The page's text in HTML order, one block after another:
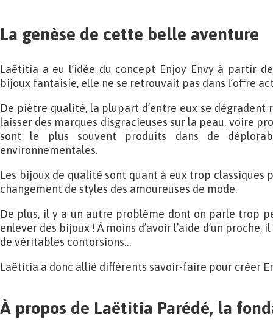
La genèse de cette belle aventure
Laëtitia a eu l’idée du concept Enjoy Envy à partir
bijoux fantaisie, elle ne se retrouvait pas dans l’offre
De piètre qualité, la plupart d’entre eux se dégradent
laisser des marques disgracieuses sur la peau, voire
sont le plus souvent produits dans de
environnementales.
Les bijoux de qualité sont quant à eux trop classiques
changement de styles des amoureuses de mode.
De plus, il y a un autre problème dont on parle trop
enlever des bijoux ! À moins d’avoir l’aide d’un
de véritables contorsions…
Laëtitia a donc allié différents savoir-faire pour créer
À propos de Laëtitia Parédé, la